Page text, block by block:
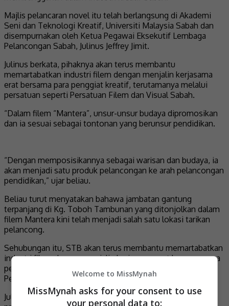
Majlis pelancaran novel itu telah berlangsung di Akademi
Seni dan Teknologi Kreatif, Universiti Malaysia Sabah dan
disempurnakan oleh Ketua Pegawai Eksekutif Lembaga
Pelancongan Sabah, Julinus Jeffrey Jimit.
Julinus berkata, pihaknya akan terus membantu
memartabatkan industri filem dengan menjalin kerjasama
erat bersama para penggiat kreatif, terutamanya melalui
persatuan seperti Persatuan Filem dan Visual Sabah.
“Dalam filem “Mantera”, unsur-unsur budaya dipromosikan
dan ia sesuai sebagai tontonan yang berunsur pendidikan.
“Dengan memposisikannya sebagai warisan dan budaya, ia
akan menjadi satu produk pelancongan ke arah pelancongan
pendidikan,” ujar beliau.
Beliau turut menyatakan bahawa jambatan gantung
terpanjang di Kg. Toboh Tambunan yang ditonjolkan dalam
filem Mantera kini telah menjadi salah satu lokasi tarikan
pelancong.
Sehubungan itu, STB akan terus membantu memartabatkan
industri filem dengan menjalin kerjasama erat bersama para
penggiat kreatif, terutamanya melalui persatuan seperti
Persatuan Filem dan Visual Sabah (SAFVA).
Julinus turut berkongsi berita gembira mengenai sebuah
Welcome to MissMynah
MissMynah asks for your consent to use
your personal data to: